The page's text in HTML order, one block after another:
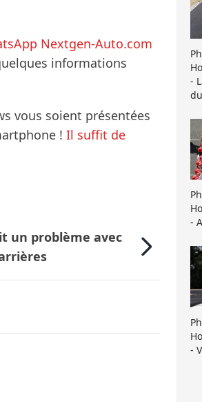
Nextgen-Auto.com
informations
vous soient présentées
! Il suffit de
un problème avec
-
-
-